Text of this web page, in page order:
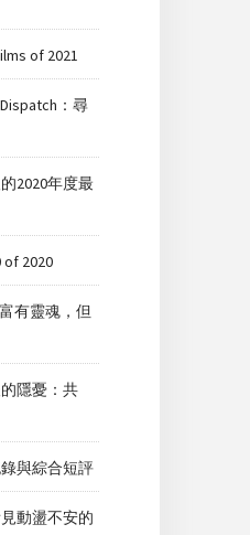
of 2021
：尋
2020年度最
of 2020
有靈魂，但
隱憂：共
錄與綜合短評
動盪不安的